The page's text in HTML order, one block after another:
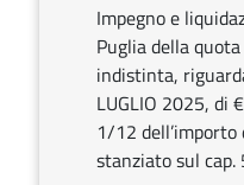
Impegno e
Puglia della
indistinta,
LUGLIO 2025, di
1/12
stanziato sul